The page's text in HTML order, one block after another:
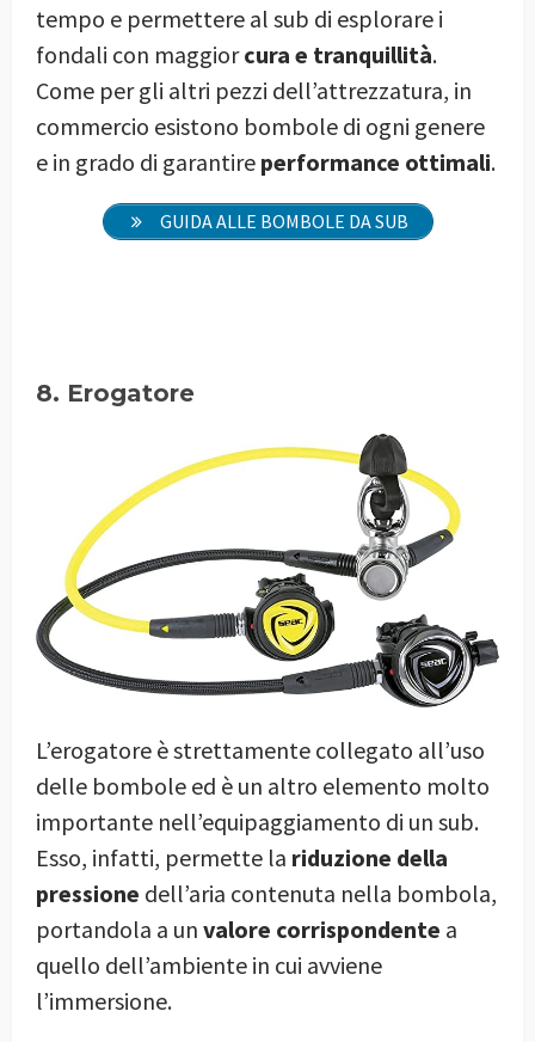
tempo e permettere al sub di esplorare i
fondali con maggiorcura e tranquillità.
Come per gli altri pezzi dell’attrezzatura, in
commercio esistono bombole di ogni genere
e in grado di garantire performance ottimali.
GUIDA ALLE BOMBOLE DA SUB
8. Erogatore
L’erogatore è strettamente collegato all’uso
delle bombole ed è un altro elemento molto
importante nell’equipaggiamento di un sub.
Esso, infatti, permette la riduzione della
pressione dell’aria contenuta nella bombola,
portandola a un valore corrispondente a
quello dell’ambiente in cui avviene
l’immersione.